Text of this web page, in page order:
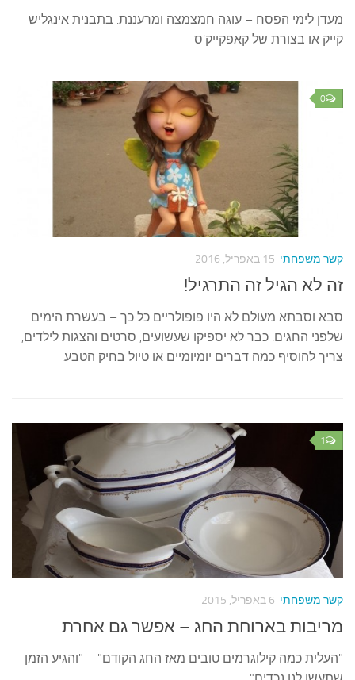
מעדן לימי הפסח – עוגה חמצמצה ומרעננת. בתבנית אינגליש
קייק או בצורת של קאפקייק'ס
0
קשר משפחתי 15 באפריל, 2016
זה לא הגיל זה התרגיל!
סבא וסבתא מעולם לא היו פופולריים כל כך – בעשרת הימים
שלפני החגים. כבר לא יספיקו שעשועים, סרטים והצגות לילדים,
צריך להוסיף כמה דברים יומיומיים או טיול בחיק הטבע.
1
קשר משפחתי 6 באפריל, 2015
מריבות בארוחת החג – אפשר גם אחרת
"העלית כמה קילוגרמים טובים מאז החג הקודם" – "והגיע הזמן